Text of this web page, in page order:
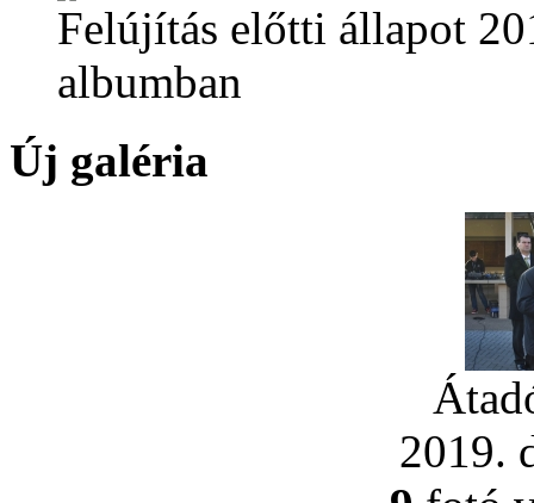
Felújítás előtti állapot
albumban
Új galéria
2019.